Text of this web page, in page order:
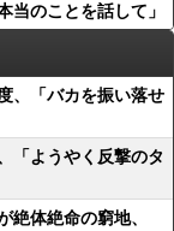
当のことを話して」
、「バカを振い落せ
「ようやく反撃のタ
絶体絶命の窮地、